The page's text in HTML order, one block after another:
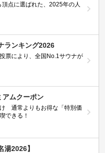
点に選ばれた、2025年の人
ランキング2026
票により、全国No.1サウナが
アムクーポン
通常よりもお得な「特別価
できる！
湯2026】